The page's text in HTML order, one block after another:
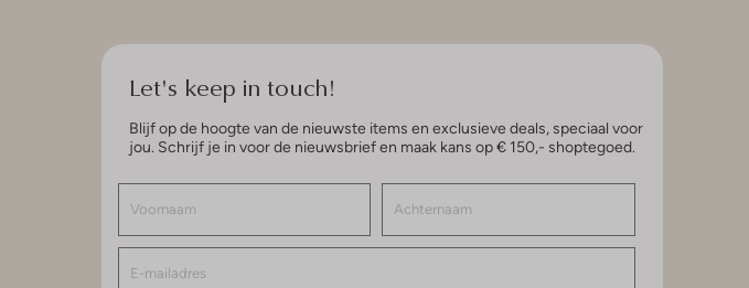
Let's keep in touch!
Blijf op de hoogte van de nieuwste items en exclusieve deals, speciaal voor
jou. Schrijf je in voor de nieuwsbrief en maak kans op € 150,- shoptegoed.